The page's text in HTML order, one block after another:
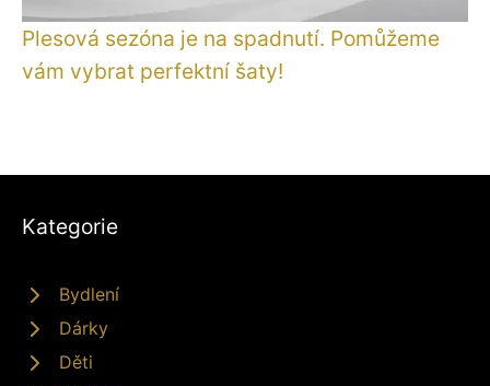
Plesová sezóna je na spadnutí. Pomůžeme
vám vybrat perfektní šaty!
Kategorie
Bydlení
Dárky
Děti